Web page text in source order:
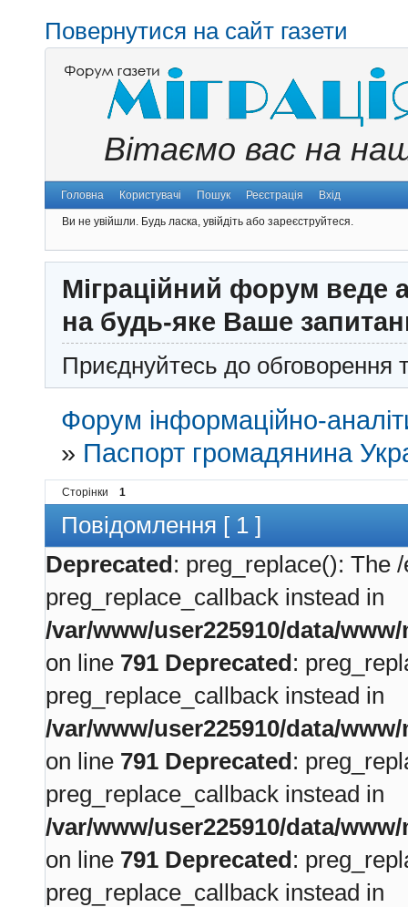
Повернутися на сайт газети
Вітаємо вас на
Головна Користувачі Пошук Реєстрація Вхід
Ви не увійшли. Будь ласка, увійдіть або зареєструйтеся.
Міграційний форум веде
на будь-яке Ваше
Приєднуйтесь до обговорення
Форум інформаційно-
» Паспорт громадянина
Сторінки 1
Повідомлення [ 1 ]
Deprecated: preg_replace(): The
preg_replace_callback instead in
/var/www/user225910/data/
on line 791 Deprecated:
preg_replace_callback instead in
/var/www/user225910/data/
on line 791 Deprecated:
preg_replace_callback instead in
/var/www/user225910/data/
on line 791 Deprecated:
preg_replace_callback instead in